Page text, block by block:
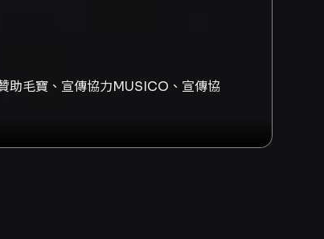
助毛寶、宣傳協力MUSICO、宣傳協
大篇章，帶領聽眾展開一段由祝福與
〈花は咲く〉與印尼民謠〈Si
風景。此部分重視音色的純淨與合唱